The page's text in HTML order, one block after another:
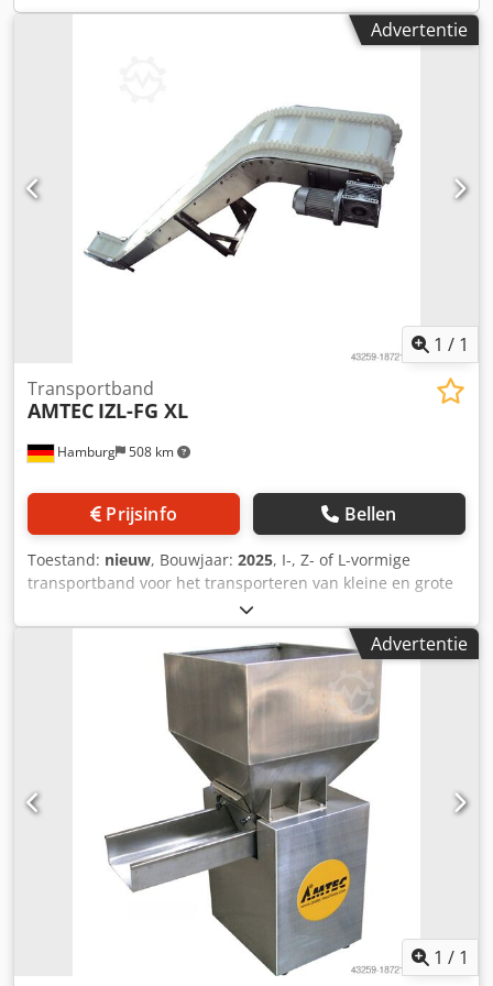
Advertentie
1 / 1
Hamburg 508 km
Transportband
AMTEC IZL-FG XL
Prijsinfo Bellen
Toestand: nieuw, Bouwjaar: 2025, I-, Z- of L-vormige
transportband voor het transporteren van kleine en grote
volumes, natte/vochtige, bevroren producten naar de
weegunit. Open ontwerp, gegolfde randen,
waterbestendig, onderdelen die in contact komen met het
product zijn gemaakt van polyurethaan en gecertificeerd
volgens FDA 21 CFR 177.2600. -Specificaties: Afmetingen
van de transportbandcompartimenten: L (aanpasbaar aan
het product) x B 250 x H 50 mm; roestvrijstalen frame; De
transportsnelheid is instelbaar; Afmetingen van de
transportband: L (afhankelijk van de helling van de
transportband) x B 450 x H 3500 mm. De machine/het
systeem is ook leverbaar in andere uitvoeringen voor
verschillende verpakkingsgroottes en
verpakkingssnelheden. Crsdpfx Apev Nmmdetef Houd er
rekening mee dat onze nieuwe prijzen vaak lager zijn dan
de gebruikelijke prijzen. Stel gerust uw vraag en vertel ons
uw verpakkingsopdracht. - Meestal zijn er 30-50
verschillende nieuwe machines direct uit voorraad
Advertentie
1 / 1